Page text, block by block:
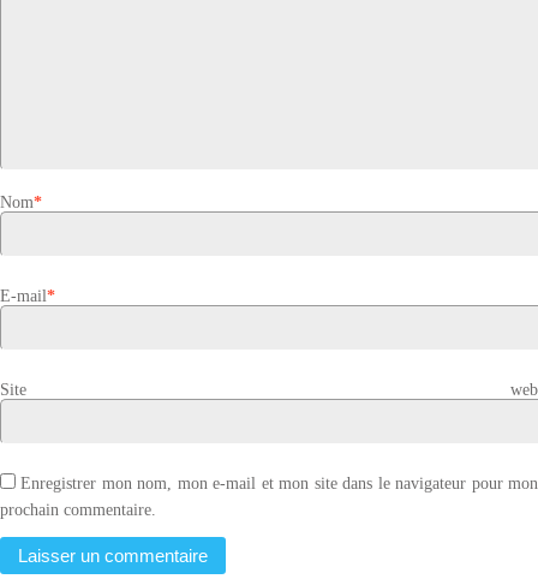
Nom*
E-mail*
Site web
Enregistrer mon nom, mon e-mail et mon site dans le navigateur pour mon
prochain commentaire.